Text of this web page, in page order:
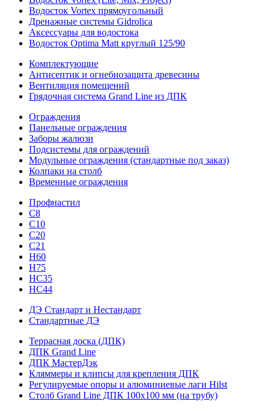
Водосток Vortex прямоугольный
Дренажные системы Gidrolica
Аксессуары для водостока
Водосток Optima Matt круглый 125/90
Комплектующие
Антисептик и огнебиозащита древесины
Вентиляция помещений
Грядочная система Grand Line из ДПК
Ограждения
Панельные ограждения
Заборы жалюзи
Подсистемы для ограждений
Модульные ограждения (стандартные под заказ)
Колпаки на столб
Временные ограждения
Профнастил
С8
С10
С20
С21
H60
H75
HС35
НС44
ДЭ Стандарт и Нестандарт
Стандартные ДЭ
Террасная доска (ДПК)
ДПК Grand Line
ДПК МастерДэк
Кляммеры и клипсы для крепления ДПК
Регулируемые опоры и алюминиевые лаги Hilst
Столб Grand Line ДПК 100х100 мм (на трубу)